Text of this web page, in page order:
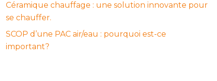
Céramique chauffage : une solution innovante pour
se chauffer.
SCOP d’une PAC air/eau : pourquoi est-ce
important?